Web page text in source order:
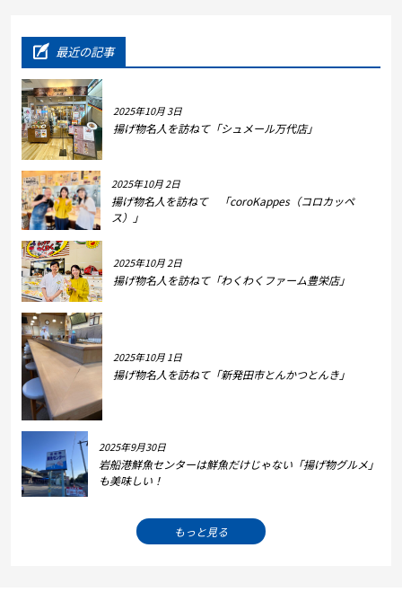
最近の記事
2025年10月 3日
揚げ物名人を訪ねて「シュメール万代店」
2025年10月 2日
揚げ物名人を訪ねて 「coroKappes（コロカッペ
ス）」
2025年10月 2日
揚げ物名人を訪ねて「わくわくファーム豊栄店」
2025年10月 1日
揚げ物名人を訪ねて「新発田市とんかつとんき」
2025年9月30日
岩船港鮮魚センターは鮮魚だけじゃない「揚げ物グルメ」
も美味しい！
もっと見る